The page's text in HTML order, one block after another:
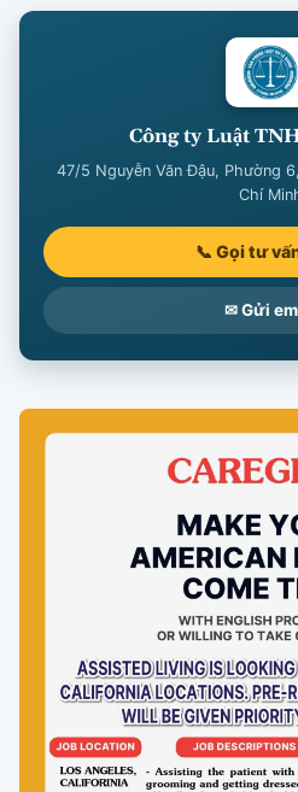
Công ty Luật
47/5 Nguyễn Văn Đậu, Phường
Chí
📞 Gọi tư
✉ Gửi